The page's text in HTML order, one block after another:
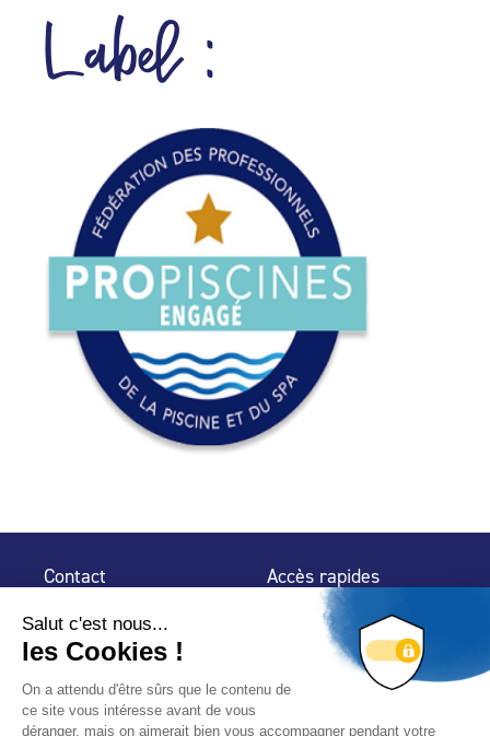
Label :
Contact
32 rue de Mogador
75 009 Paris
Accès rapides
Espace Presse
Trouver un
professionnel